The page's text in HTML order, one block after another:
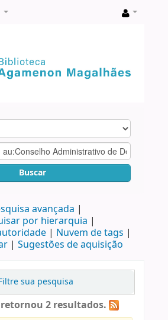
Buscar
avançada
por hierarquia
Nuvem de tags
Sugestões de aquisição
sua pesquisa
2 resultados.